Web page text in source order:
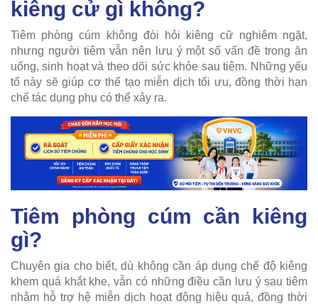
kiêng cử gì không?
Tiêm phòng cúm không đòi hỏi kiêng cữ nghiêm ngặt,
nhưng người tiêm vẫn nên lưu ý một số vấn đề trong ăn
uống, sinh hoạt và theo dõi sức khỏe sau tiêm. Những yếu
tố này sẽ giúp cơ thể tạo miễn dịch tối ưu, đồng thời hạn
chế tác dụng phụ có thể xảy ra.
Tiêm phòng cúm cần kiêng
gì?
Chuyên gia cho biết, dù không cần áp dụng chế độ kiêng
khem quá khắt khe, vẫn có những điều cần lưu ý sau tiêm
nhằm hỗ trợ hệ miễn dịch hoạt động hiệu quả, đồng thời